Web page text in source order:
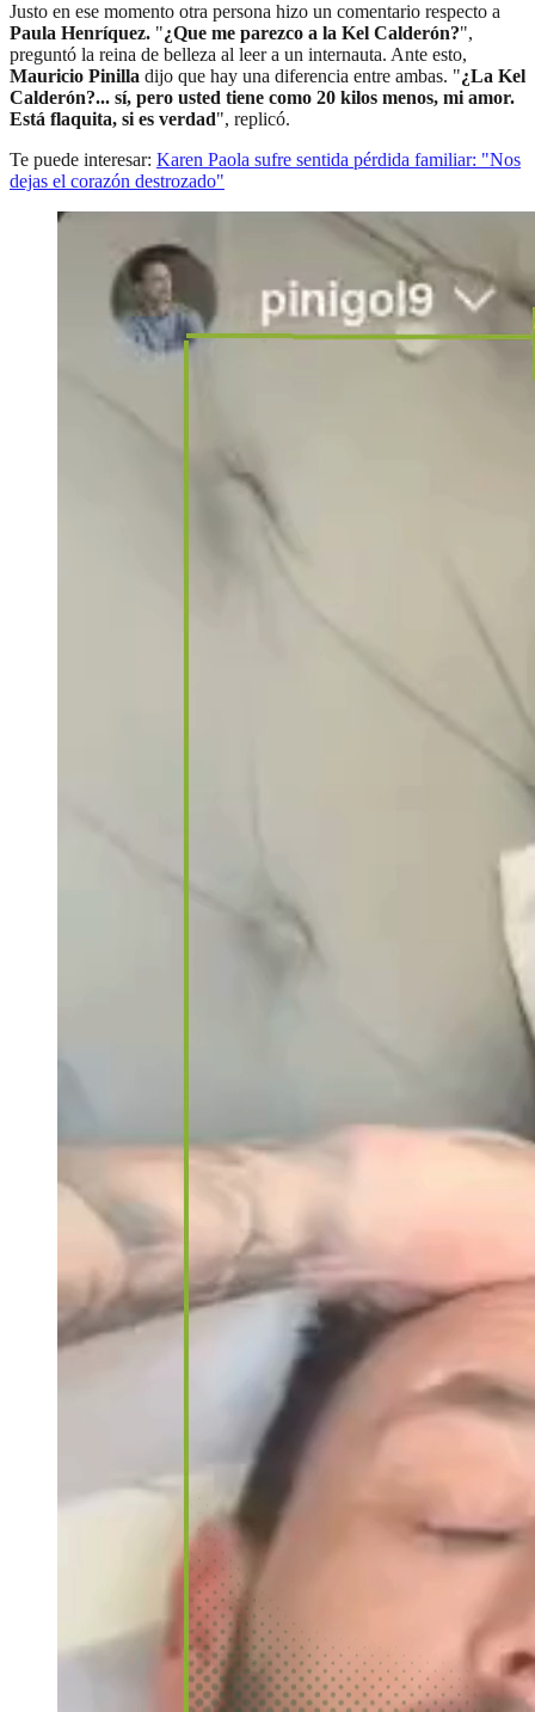
Justo en ese momento otra persona hizo un comentario respecto a
Paula Henríquez. "¿Que me parezco a la Kel Calderón?",
preguntó la reina de belleza al leer a un internauta. Ante esto,
Mauricio Pinilla dijo que hay una diferencia entre ambas. "¿La Kel
Calderón?... sí, pero usted tiene como 20 kilos menos, mi amor.
Está flaquita, si es verdad", replicó.
Te puede interesar: Karen Paola sufre sentida pérdida familiar: "Nos
dejas el corazón destrozado"